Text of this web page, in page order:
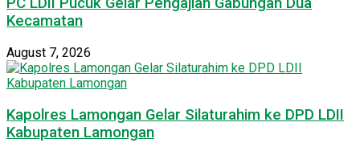
Kecamatan
August 7, 2026
Kapolres Lamongan Gelar Silaturahim ke DPD LDII
Kabupaten Lamongan